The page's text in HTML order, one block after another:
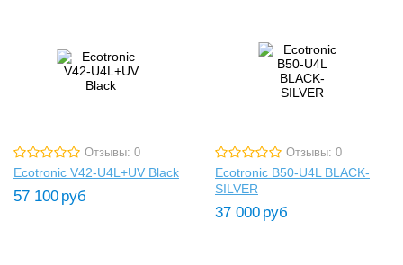
Отзывы: 0
Ecotronic V42-U4L+UV Black
57 100 руб
Отзывы: 0
Ecotronic B50-U4L BLACK-
SILVER
37 000 руб